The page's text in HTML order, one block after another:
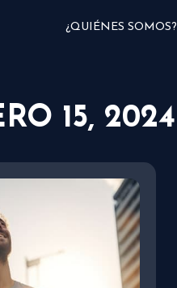
¿QUIÉNES SOMOS?
15, 2024